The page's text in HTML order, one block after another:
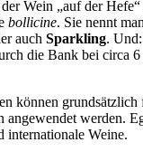
Wein „auf der
bollicine. Sie nennt
auch Sparkling.
die Bank bei circa
können grundsätzlich
angewendet werden.
internationale Weine.